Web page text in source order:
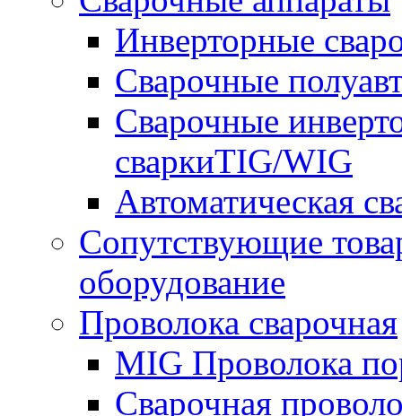
Инверторные
Сварочные
Сварочные
сваркиTIG/WIG
Автоматическая
Сопутствующие
оборудование
Проволока сварочная
MIG Проволока
Сварочная